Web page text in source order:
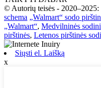
© Autorių teisės - 2020–2025:
schema „Walmart“ sodo
„Walmart“, Medvilninės
pirštinės, Letenos pirštinės
Siųsti el. Laišką
x